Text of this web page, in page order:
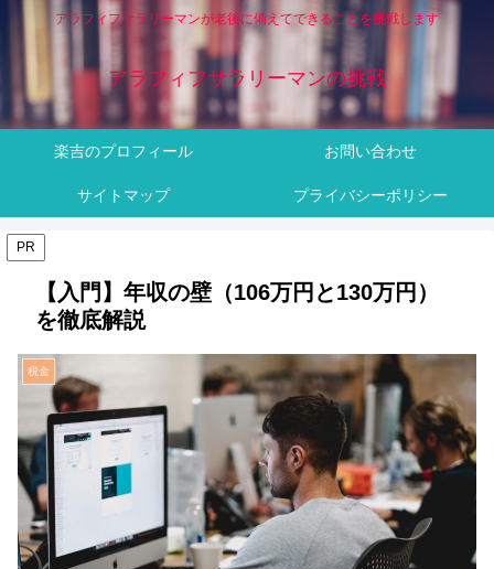
アラフィフサラリーマンが老後に備えてできることを挑戦します
アラフィフサラリーマンの挑戦
楽吉のプロフィール お問い合わせ
サイトマップ プライバシーポリシー
PR
【入門】年収の壁（106万円と130万円）
を徹底解説
税金